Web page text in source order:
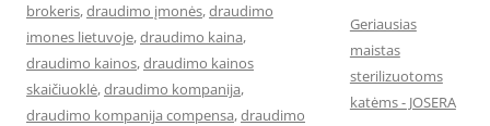
brokeris,draudimo įmonės,draudimo
imones lietuvoje,draudimo kaina,
draudimo kainos,draudimo kainos
skaičiuoklė,draudimo kompanija,
draudimo kompanija compensa,draudimo
Geriausias
maistas
sterilizuotoms
katėms - JOSERA